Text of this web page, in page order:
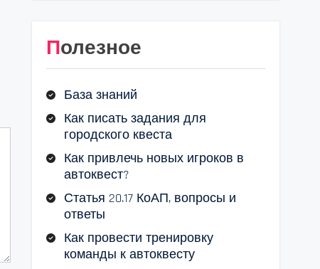
Полезное
База знаний
Как писать задания для
городского квеста
Как привлечь новых игроков в
автоквест?
Статья 20.17 КоАП, вопросы и
ответы
Как провести тренировку
команды к автоквесту